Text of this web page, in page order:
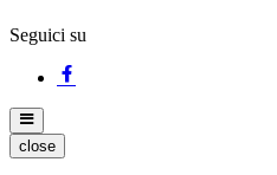
Seguici su
close